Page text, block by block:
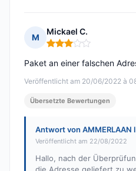
M
Mickael C.
Hinweis: 3 von 5
Veröffentlicht am 20/06/2022 à
Paket an einer falschen
Übersetzte Bewertungen
Antwort von AMMERLAAN
Veröffentlicht am 22/08/2022
Hallo, nach der